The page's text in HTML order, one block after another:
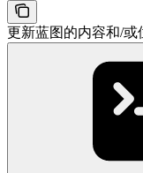
更新蓝图的内容和/或